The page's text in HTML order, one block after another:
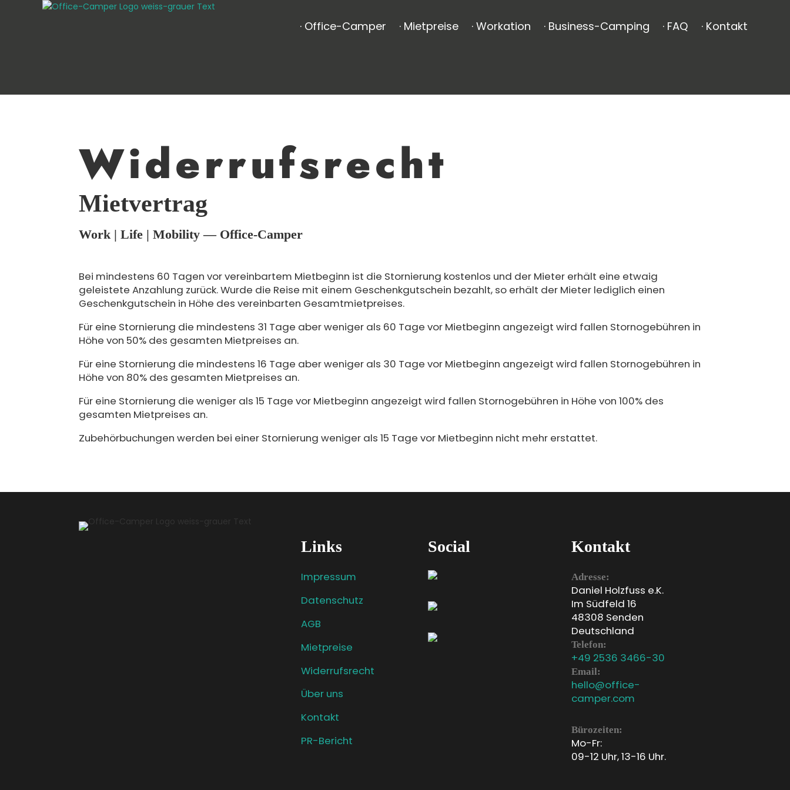
· Office-Camper · Mietpreise · Workation · Business-Camping · FAQ · Kontakt
Widerrufsrecht
Mietvertrag
Work | Life | Mobility — Office-Camper
Bei mindestens 60 Tagen vor vereinbartem Mietbeginn ist die Stornierung kostenlos und der Mieter erhält eine etwaig
geleistete Anzahlung zurück. Wurde die Reise mit einem Geschenkgutschein bezahlt, so erhält der Mieter lediglich einen
Geschenkgutschein in Höhe des vereinbarten Gesamtmietpreises.
Für eine Stornierung die mindestens 31 Tage aber weniger als 60 Tage vor Mietbeginn angezeigt wird fallen Stornogebühren in
Höhe von 50% des gesamten Mietpreises an.
Für eine Stornierung die mindestens 16 Tage aber weniger als 30 Tage vor Mietbeginn angezeigt wird fallen Stornogebühren in
Höhe von 80% des gesamten Mietpreises an.
Für eine Stornierung die weniger als 15 Tage vor Mietbeginn angezeigt wird fallen Stornogebühren in Höhe von 100% des
gesamten Mietpreises an.
Zubehörbuchungen werden bei einer Stornierung weniger als 15 Tage vor Mietbeginn nicht mehr erstattet.
Links
Impressum
Datenschutz
AGB
Mietpreise
Widerrufsrecht
Über uns
Kontakt
PR-Bericht
Social Kontakt
Adresse:
Daniel Holzfuss e.K.
Im Südfeld 16
48308 Senden
Deutschland
Telefon:
+49 2536 3466-30
Email:
hello@office-
camper.com
Bürozeiten:
Mo-Fr:
09-12 Uhr, 13-16 Uhr.